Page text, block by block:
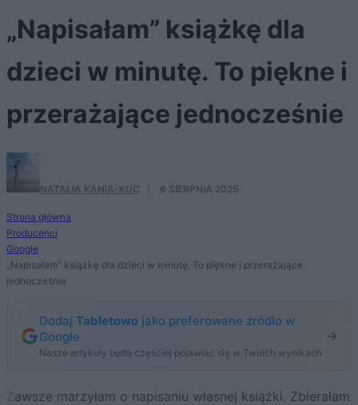
„Napisałam” książkę dla
dzieci w minutę. To piękne i
przerażające jednocześnie
NATALIA KANIA-KUC 6 SIERPNIA 2025
Strona główna
Producenci
Google
„Napisałam” książkę dla dzieci w minutę. To piękne i przerażające
jednocześnie
Dodaj Tabletowo jako preferowane źródło w
Google
Nasze artykuły będą częściej pojawiać się w Twoich wynikach
Zawsze marzyłam o napisaniu własnej książki. Zbierałam